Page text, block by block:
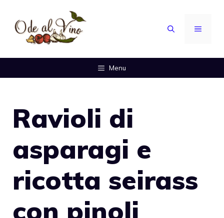
contenuto
MENU
Menu
Ravioli di
asparagi e
ricotta seirass
con pinoli